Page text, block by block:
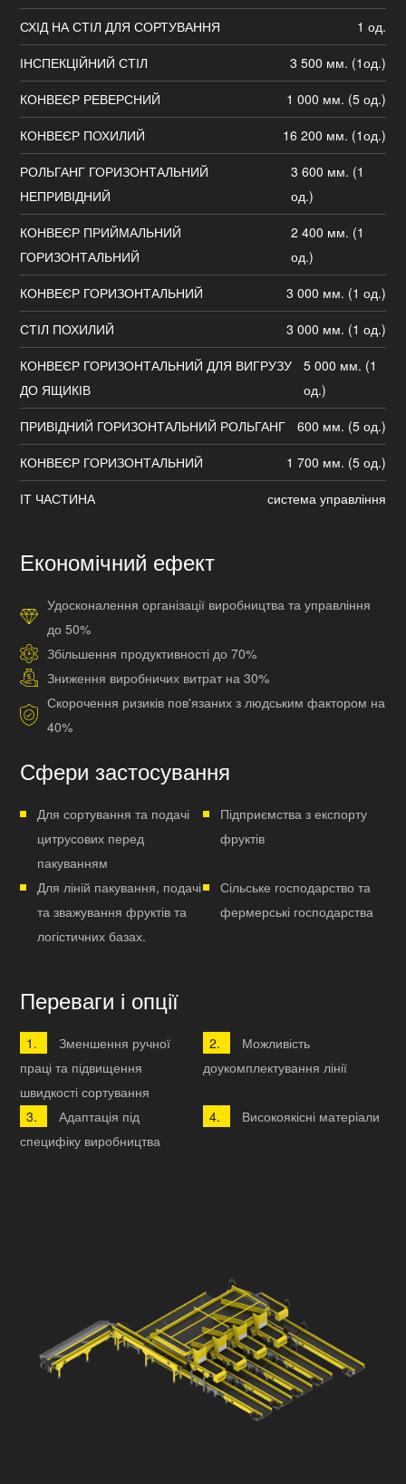
СХІД НА СТІЛ ДЛЯ СОРТУВАННЯ
1 од.
ІНСПЕКЦІЙНИЙ СТІЛ
3 500 мм. (1од.)
КОНВЕЄР РЕВЕРСНИЙ
1 000 мм. (5 од.)
КОНВЕЄР ПОХИЛИЙ
16 200 мм. (1од.)
РОЛЬГАНГ ГОРИЗОНТАЛЬНИЙ
НЕПРИВІДНИЙ
3 600 мм. (1
од.)
КОНВЕЄР ПРИЙМАЛЬНИЙ
ГОРИЗОНТАЛЬНИЙ
2 400 мм. (1
од.)
КОНВЕЄР ГОРИЗОНТАЛЬНИЙ
3 000 мм. (1 од.)
СТІЛ ПОХИЛИЙ
3 000 мм. (1 од.)
КОНВЕЄР ГОРИЗОНТАЛЬНИЙ ДЛЯ ВИГРУЗУ
ДО ЯЩИКІВ
5 000 мм. (1
од.)
ПРИВІДНИЙ ГОРИЗОНТАЛЬНИЙ РОЛЬГАНГ
600 мм. (5 од.)
КОНВЕЄР ГОРИЗОНТАЛЬНИЙ
1 700 мм. (5 од.)
ІТ ЧАСТИНА
система управління
Економічний ефект
Удосконалення організації виробництва та управління
до 50%
Збільшення продуктивності до 70%
Зниження виробничих витрат на 30%
Скорочення ризиків пов'язаних з людським фактором на
40%
Сфери застосування
Для сортування та подачі
цитрусових перед
пакуванням
Підприємства з експорту
фруктів
Для ліній пакування, подачі
та зважування фруктів та
логістичних базах.
Сільське господарство та
фермерські господарства
Переваги і опції
Зменшення ручної
праці та підвищення
швидкості сортування
Можливість
доукомплектування лінії
Адаптація під
специфіку виробництва
Високоякісні матеріали